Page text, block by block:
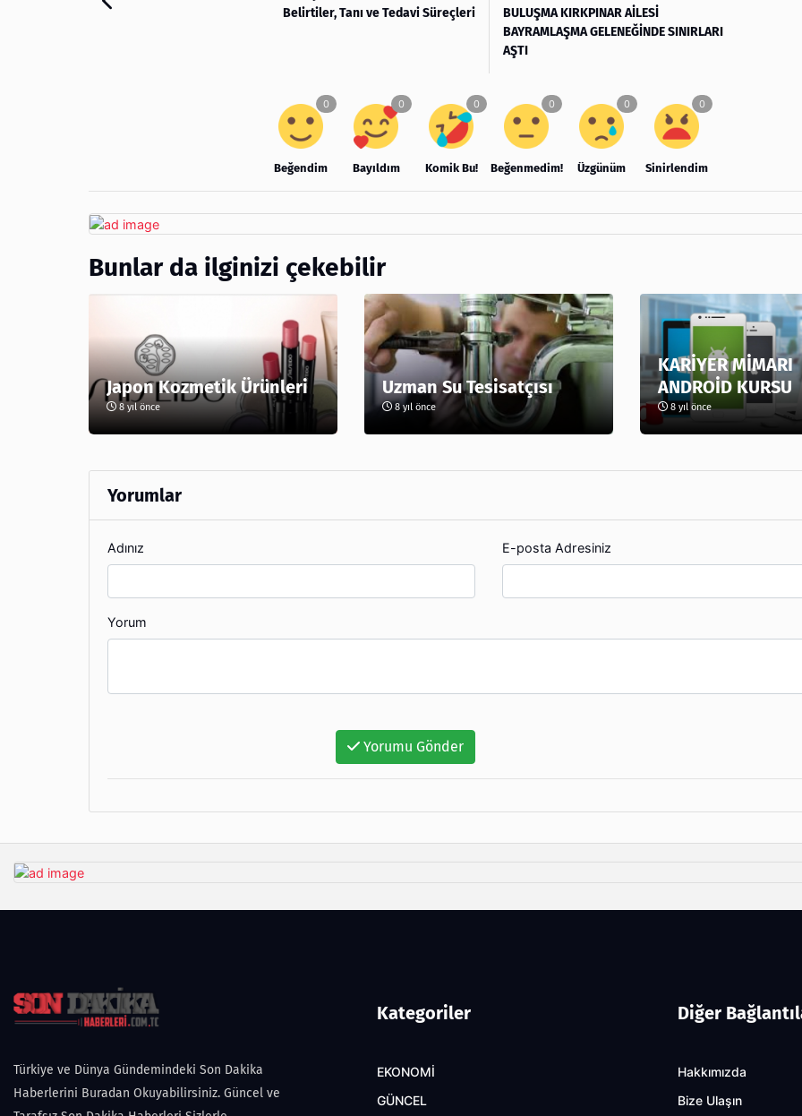
Belirtiler, Tanı ve Tedavi Süreçleri
BULUŞMA KIRKPINAR AİLESİ
BAYRAMLAŞMA GELENEĞİNDE SINIRLARI
AŞTI
Beğendim Bayıldım Komik Bu! Beğenmedim! Üzgünüm Sinirlendim
Bunlar da ilginizi çekebilir
Japon Kozmetik Ürünleri
8 yıl önce
Uzman Su Tesisatçısı
8 yıl önce
KARİYER MİMARI
ANDROİD KURSU
8 yıl önce
Yorumlar
Adınız E-posta Adresiniz
Yorum
Yorumu Gönder
Türkiye ve Dünya Gündemindeki Son Dakika
Haberlerini Buradan Okuyabilirsiniz. Güncel ve
Kategoriler
EKONOMİ
GÜNCEL
Diğer
Hakkımızda
Bize Ulaşın